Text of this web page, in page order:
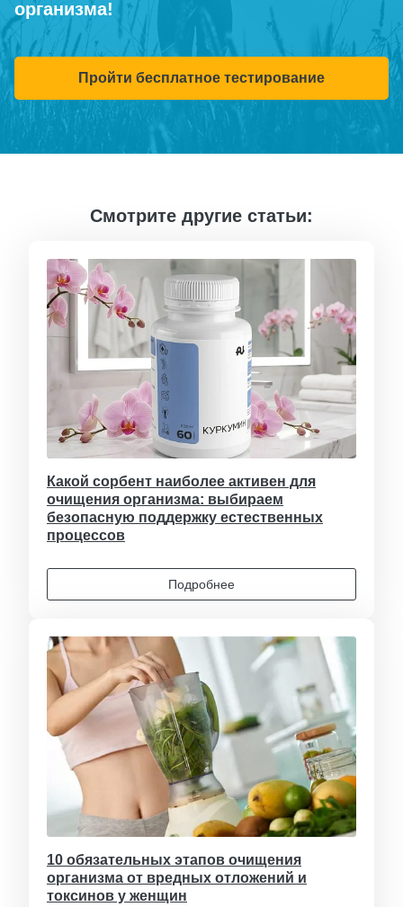
организма!
Пройти бесплатное тестирование
Смотрите другие статьи:
Какой сорбент наиболее активен для
очищения организма: выбираем
безопасную поддержку естественных
процессов
Подробнее
10 обязательных этапов очищения
организма от вредных отложений и
токсинов у женщин